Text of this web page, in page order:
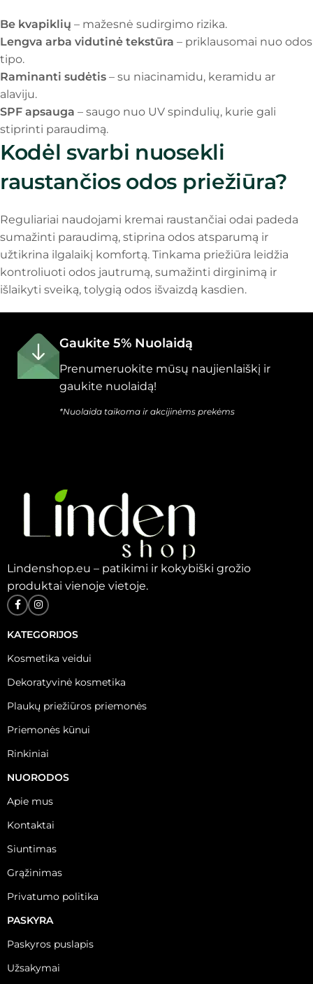
Be kvapiklių – mažesnė sudirgimo rizika.
Lengva arba vidutinė tekstūra – priklausomai nuo odos
tipo.
Raminanti sudėtis – su niacinamidu, keramidu ar
alaviju.
SPF apsauga – saugo nuo UV spindulių, kurie gali
stiprinti paraudimą.
Kodėl svarbi nuosekli
raustančios odos priežiūra?
Reguliariai naudojami kremai raustančiai odai padeda
sumažinti paraudimą, stiprina odos atsparumą ir
užtikrina ilgalaikį komfortą. Tinkama priežiūra leidžia
kontroliuoti odos jautrumą, sumažinti dirginimą ir
išlaikyti sveiką, tolygią odos išvaizdą kasdien.
Gaukite 5% Nuolaidą
Prenumeruokite mūsų naujienlaiškį ir
gaukite nuolaidą!
*Nuolaida taikoma ir akcijinėms prekėms
Lindenshop.eu – patikimi ir kokybiški grožio
produktai vienoje vietoje.
KATEGORIJOS
Kosmetika veidui
Dekoratyvinė kosmetika
Plaukų priežiūros priemonės
Priemonės kūnui
Rinkiniai
NUORODOS
Apie mus
Kontaktai
Siuntimas
Grąžinimas
Privatumo politika
PASKYRA
Paskyros puslapis
Užsakymai